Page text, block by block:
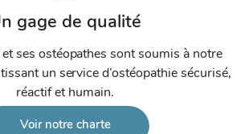
gage de qualité
et ses ostéopathes sont soumis à notre
un service d’ostéopathie sécurisé,
réactif et humain.
Voir notre charte